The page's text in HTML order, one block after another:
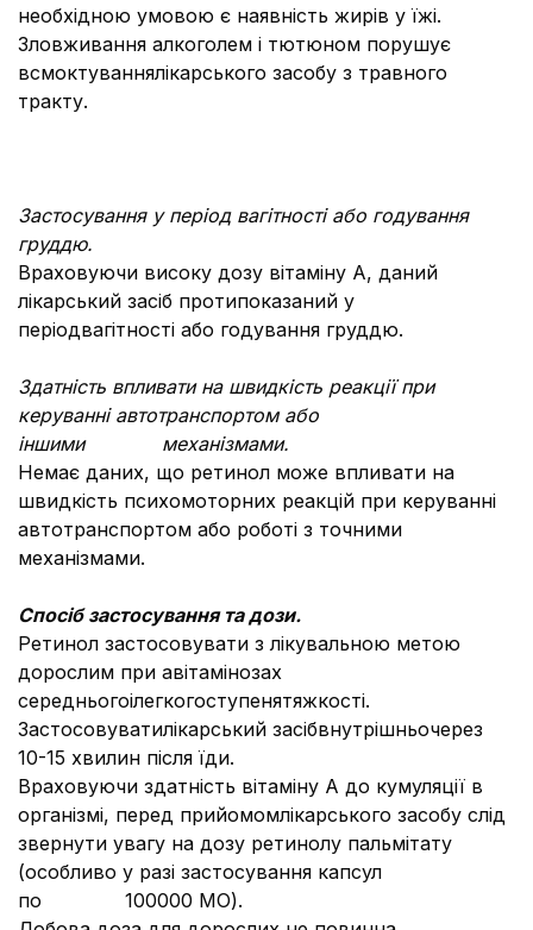
необхідною умовою є наявність жирів у їжі.
Зловживання алкоголем і тютюном порушує
всмоктуваннялікарського засобу з травного
тракту.
Застосування у період вагітності або годування
груддю.
Враховуючи високу дозу вітаміну А, даний
лікарський засіб протипоказаний у
перiодвагітності або годування груддю.
Здатність впливати на швидкість реакції при
керуванні автотранспортом або
іншими механізмами.
Немає даних, що ретинол може впливати на
швидкiсть психомоторних реакцiй при керуваннi
автотранспортом або роботi з точними
механiзмами.
Спосiб застосування та дози.
Ретинол застосовувати з лікувальною метою
дорослим при авітамінозах
середньогоiлегкогоступенятяжкості.
Застосовуватилікарський засібвнутрішньочерез
10-15 хвилин після їди.
Враховуючи здатність вітаміну А до кумуляції в
організмі, перед прийомомлікарського засобу слід
звернути увагу на дозу ретинолу пальмітату
(особливо у разі застосування капсул
по 100000 МО).